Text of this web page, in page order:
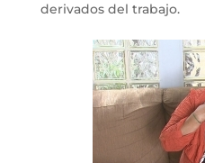
derivados del trabajo.